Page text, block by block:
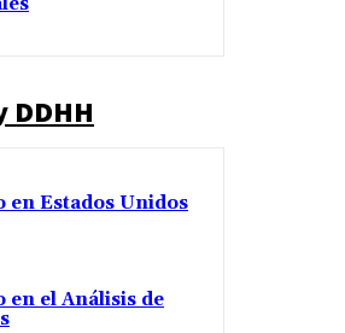
DDHH
en Estados Unidos
en el Análisis de